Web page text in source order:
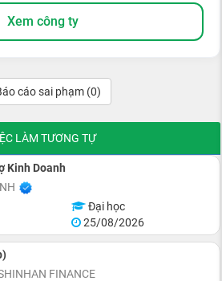
Xem công ty
cáo sai phạm (0)
LÀM TƯƠNG TỰ
Kinh Doanh
Đại học
25/08/2026
FINANCE